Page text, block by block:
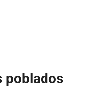
poblados